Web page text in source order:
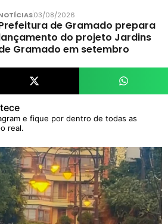
03/08/2026
de Gramado prepara
do projeto Jardins
Gramado em setembro
e fique por dentro de todas as
real.